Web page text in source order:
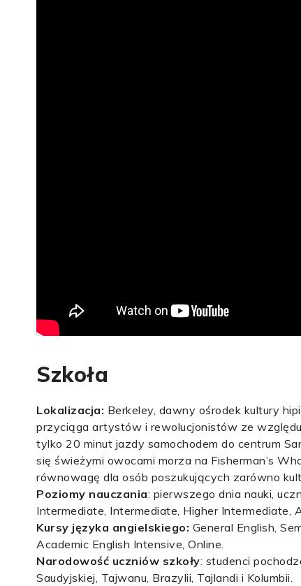
Szkoła
Lokalizacja: Berkeley, dawny ośrodek kultury
przyciąga artystów i rewolucjonistów ze
tylko 20 minut jazdy samochodem do centrum
się świeżymi owocami morza na Fisherman’s
równowagę dla osób poszukujących zarówno
Poziomy nauczania: pierwszego dnia nauki,
Intermediate, Intermediate, Higher Intermediate,
Kursy języka angielskiego: General English,
Academic English Intensive, Online.
Narodowość uczniów szkoły: studenci
Saudyjskiej, Tajwanu, Brazylii, Tajlandi i Kolumbii.